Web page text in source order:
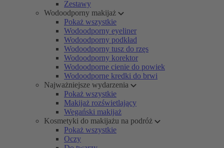
Zestawy
Wodoodporny makijaż
Pokaż wszystkie
Wodoodporny eyeliner
Wodoodporny podkład
Wodoodporny tusz do rzęs
Wodoodporny korektor
Wodoodporne cienie do powiek
Wodoodporne kredki do brwi
Najważniejsze wydarzenia
Pokaż wszystkie
Makijaż rozświetlający
Wegański makijaż
Kosmetyki do makijażu na podróż
Pokaż wszystkie
Oczy